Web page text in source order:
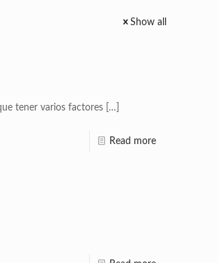
Show all
tener varios factores […]
Read more